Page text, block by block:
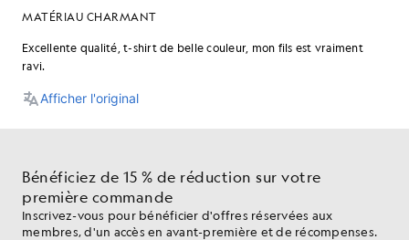
Bénéficiez de 15 % de réduction sur votre
première commande
Inscrivez-vous pour bénéficier d'offres réservées aux
membres, d'un accès en avant-première et de récompenses.